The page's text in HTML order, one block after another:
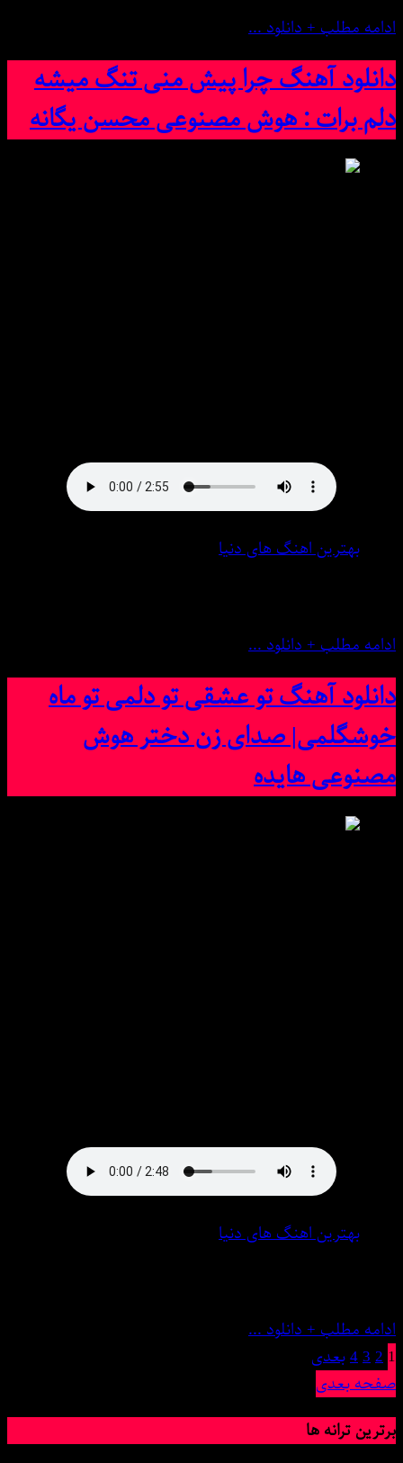
ادامه مطلب + دانلود ...
دانلود آهنگ چرا پیش منی تنگ میشه
دلم برات : هوش مصنوعی محسن یگانه
بهترین اهنگ های دنیا
ادامه مطلب + دانلود ...
دانلود آهنگ تو عشقی تو دلمی تو ماه
خوشگلمی| صدای زن دختر هوش
مصنوعی هایده
بهترین اهنگ های دنیا
ادامه مطلب + دانلود ...
1
2
3
4بعدی
صفحه بعدی
برترین ترانه ها